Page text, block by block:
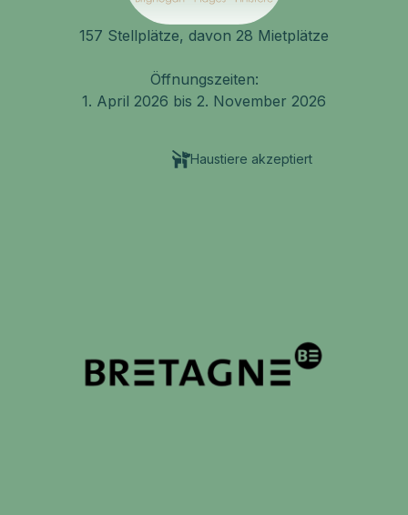
157 Stellplätze, davon 28 Mietplätze
Öffnungszeiten:
1. April 2026 bis 2. November 2026
Haustiere akzeptiert